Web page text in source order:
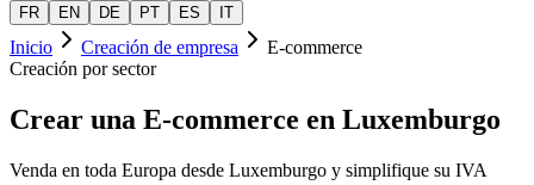
FR EN DE PT ES IT
Inicio Creación de empresa
E-commerce
Creación por sector
Crear una E-commerce en Luxemburgo
Venda en toda Europa desde Luxemburgo y simplifique su IVA